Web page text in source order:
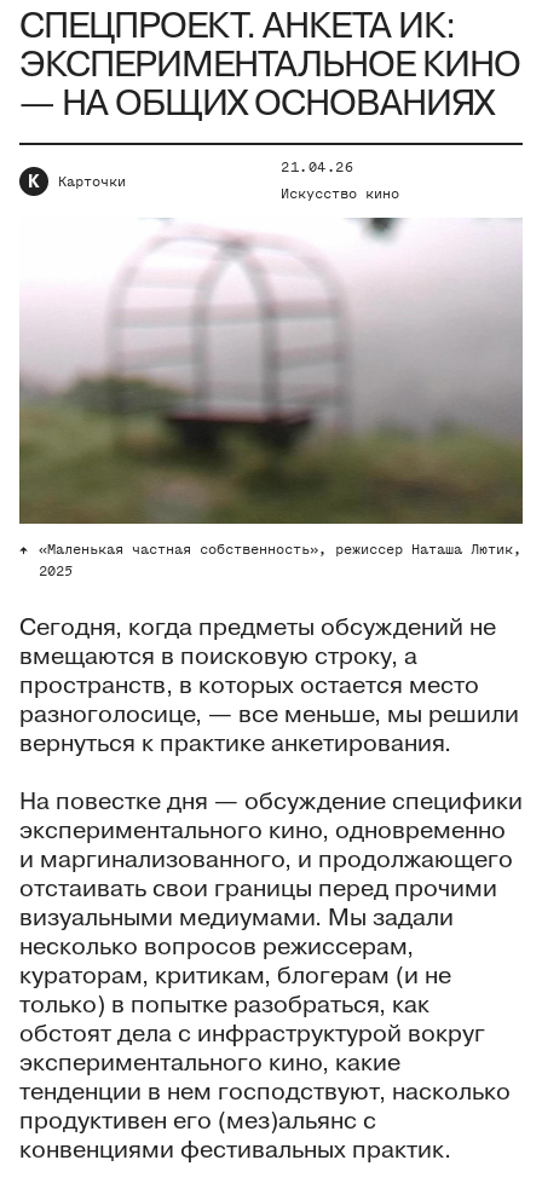
СПЕЦПРОЕКТ. АНКЕТА ИК:
ЭКСПЕРИМЕНТАЛЬНОЕ КИНО
— НА ОБЩИХ ОСНОВАНИЯХ
К Карточки
21.04.26
Искусство кино
«Маленькая частная собственность», режиссер Наташа Лютик,
2025
Сегодня, когда предметы обсуждений не
вмещаются в поисковую строку, а
пространств, в которых остается место
разноголосице, — все меньше, мы решили
вернуться к практике анкетирования.
На повестке дня — обсуждение специфики
экспериментального кино, одновременно
и маргинализованного, и продолжающего
отстаивать свои границы перед прочими
визуальными медиумами. Мы задали
несколько вопросов режиссерам,
кураторам, критикам, блогерам (и не
только) в попытке разобраться, как
обстоят дела с инфраструктурой вокруг
экспериментального кино, какие
тенденции в нем господствуют, насколько
продуктивен его (мез)альянс с
конвенциями фестивальных практик.